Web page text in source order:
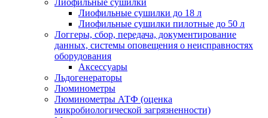
Лиофильные сушилки
Лиофильные сушилки до 18 л
Лиофильные сушилки пилотные до 50 л
Логгеры, сбор, передача, документирование
данных, системы оповещения о неисправностях
оборудования
Аксессуары
Льдогенераторы
Люминометры
Люминометры АТФ (оценка
микробиологической загрязненности)